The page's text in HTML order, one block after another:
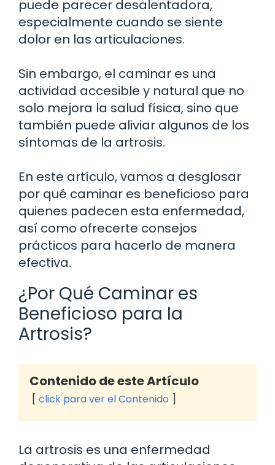
puede parecer desalentadora,
especialmente cuando se siente
dolor en las articulaciones.
Sin embargo, el caminar es una
actividad accesible y natural que no
solo mejora la salud física, sino que
también puede aliviar algunos de los
síntomas de la artrosis.
En este artículo, vamos a desglosar
por qué caminar es beneficioso para
quienes padecen esta enfermedad,
así como ofrecerte consejos
prácticos para hacerlo de manera
efectiva.
¿Por Qué Caminar es
Beneficioso para la
Artrosis?
Contenido de este Artículo
click para ver el Contenido
La artrosis es una enfermedad